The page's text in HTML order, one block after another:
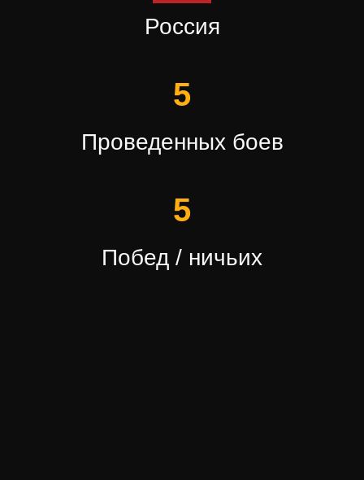
Россия
5
Проведенных боев
5
Побед / ничьих